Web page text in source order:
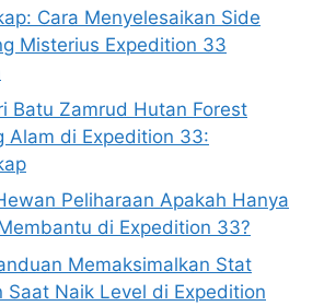
Cara Menyelesaikan Side
Misterius Expedition 33
Batu Zamrud Hutan Forest
Alam di Expedition 33:
Peliharaan Apakah Hanya
di Expedition 33?
Memaksimalkan Stat
Saat Naik Level di Expedition